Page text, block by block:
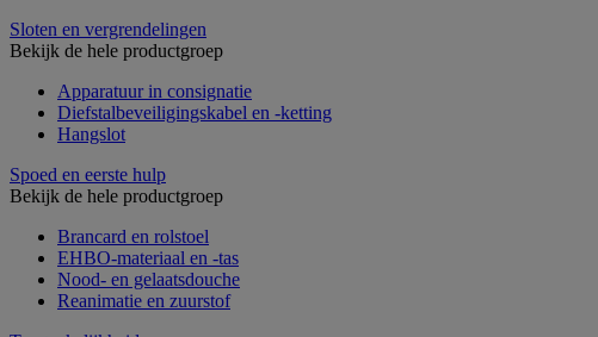
Sloten en vergrendelingen
Bekijk de hele productgroep
Apparatuur in consignatie
Diefstalbeveiligingskabel en -ketting
Hangslot
Spoed en eerste hulp
Bekijk de hele productgroep
Brancard en rolstoel
EHBO-materiaal en -tas
Nood- en gelaatsdouche
Reanimatie en zuurstof